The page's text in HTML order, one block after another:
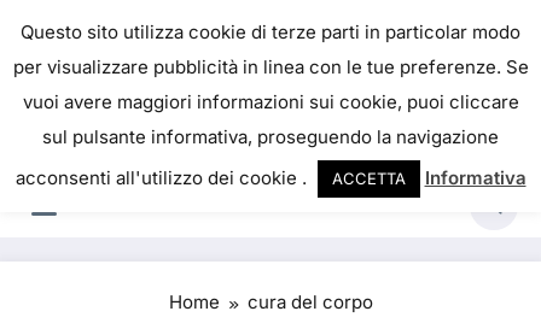
IL PORTALE DEL BENESSERE
La salute è come il denaro, non abbiamo mai una
vera idea del suo valore fino a quando la
perdiamo. Josh Billings
Home
cura del corpo
Questo sito utilizza cookie di terze parti in particolar modo
per visualizzare pubblicità in linea con le tue preferenze. Se
vuoi avere maggiori informazioni sui cookie, puoi cliccare
sul pulsante informativa, proseguendo la navigazione
acconsenti all'utilizzo dei cookie .
ACCETTA Informativa